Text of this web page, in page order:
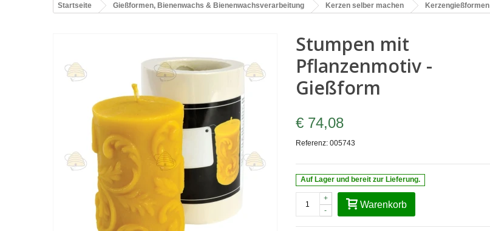
Startseite Gießformen, Bienenwachs & Bienenwachsverarbeitung Kerzen selber machen Kerzengießformen
Stumpen mit
Pflanzenmotiv -
Gießform
€ 74,08
Referenz: 005743
Auf Lager und bereit zur Lieferung.
-
+
Warenkorb